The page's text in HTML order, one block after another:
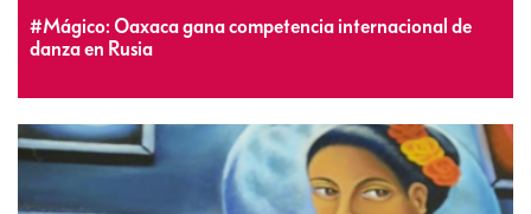
#Mágico: Oaxaca gana competencia internacional de
danza en Rusia